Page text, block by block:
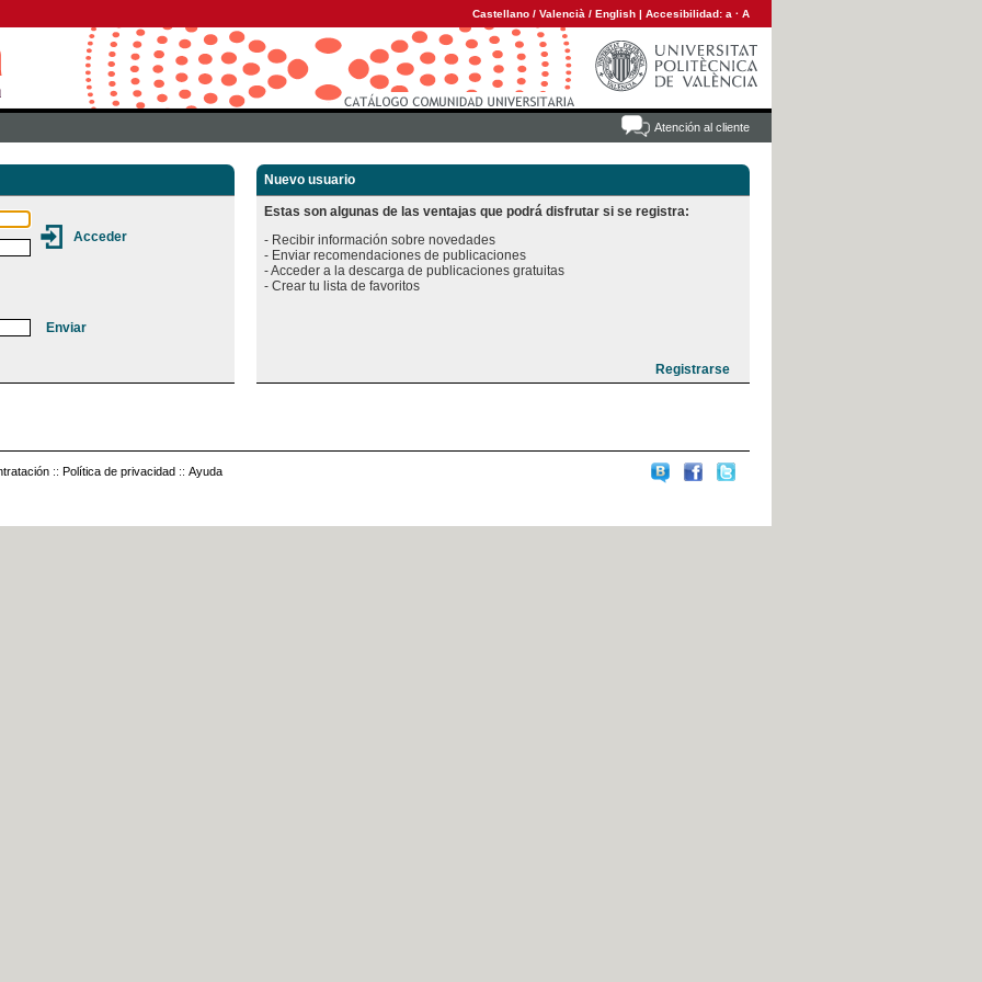
Castellano / Valencià / English | Accesibilidad: a · A
Atención al cliente
Nuevo usuario
Estas son algunas de las ventajas que podrá disfrutar si se registra:
- Recibir información sobre novedades
- Enviar recomendaciones de publicaciones
- Acceder a la descarga de publicaciones gratuitas
:: Política de privacidad :: Ayuda